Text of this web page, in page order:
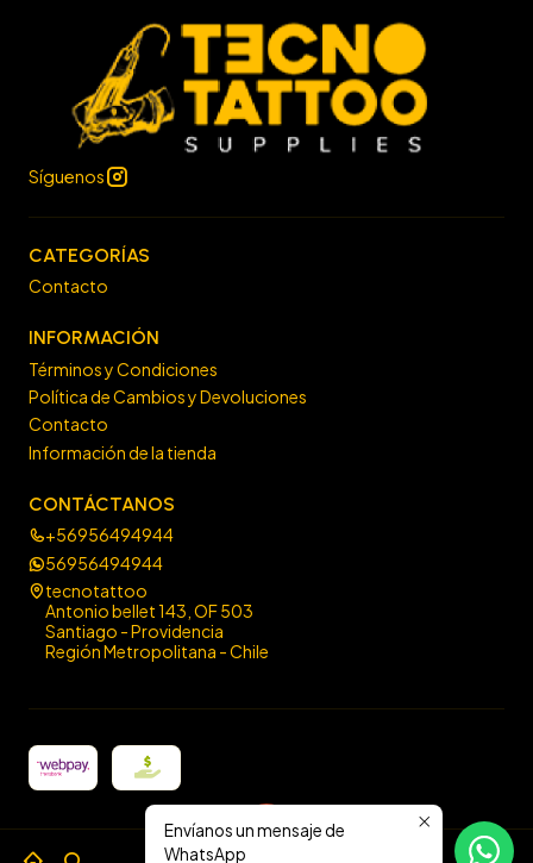
0
Síguenos
CATEGORÍAS
Contacto
INFORMACIÓN
Términos y Condiciones
Política de Cambios y Devoluciones
Contacto
Información de la tienda
CONTÁCTANOS
+56956494944
56956494944
tecnotattoo
Antonio bellet 143, OF 503
Santiago - Providencia
Región Metropolitana - Chile
2026 Tecno Tattoo.Envíanos un mensaje de
WhatsApp